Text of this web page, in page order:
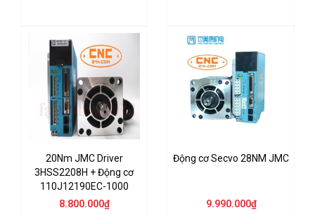
20Nm JMC Driver
3HSS2208H + Động cơ
110J12190EC-1000
8.800.000₫
Động cơ Secvo 28NM JMC
9.990.000₫